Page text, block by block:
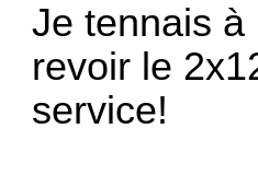
Je tennais
revoir le
service!